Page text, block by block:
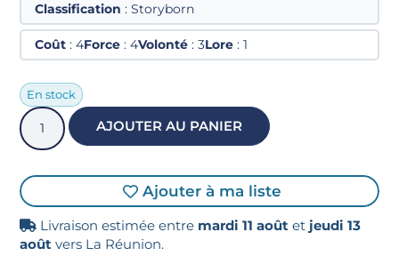
Classification : Storyborn
Coût : 4Force : 4Volonté : 3Lore : 1
En stock
AJOUTER AU PANIER
Ajouter à ma liste
Livraison estimée entre mardi 11 août et jeudi 13
août vers La Réunion.